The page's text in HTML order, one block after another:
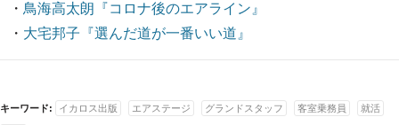
・ 鳥海高太朗『コロナ後のエアライン』
・ 大宅邦子『選んだ道が一番いい道』
キーワード: イカロス出版 エアステージ グランドスタッフ 客室乗務員 就活